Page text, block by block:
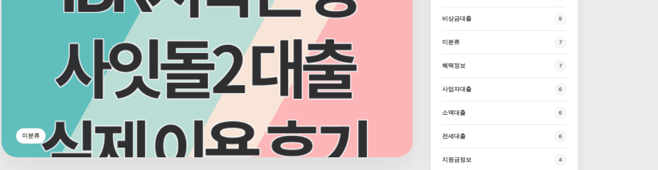
미분류
비상금대출 9
미분류 7
혜택정보 7
사업자대출 6
소액대출 6
전세대출 6
지원금정보 4